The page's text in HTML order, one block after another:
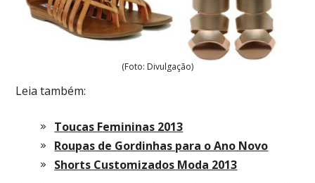
(Foto: Divulgação)
Leia também:
Toucas Femininas 2013
Roupas de Gordinhas para o Ano Novo
Shorts Customizados Moda 2013